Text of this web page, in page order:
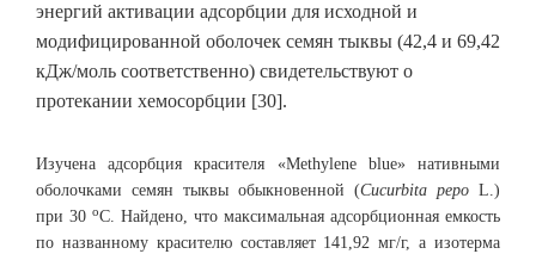
энергий активации адсорбции для исходной и
модифицированной оболочек семян тыквы (42,4 и 69,42
кДж/моль соответственно) свидетельствуют о
протекании хемосорбции [30].
Изучена адсорбция красителя «Methylene blue» нативными
оболочками семян тыквы обыкновенной (Cucurbita pepo L.)
при 30 оС. Найдено, что максимальная адсорбционная емкость
по названному красителю составляет 141,92 мг/г, а изотерма